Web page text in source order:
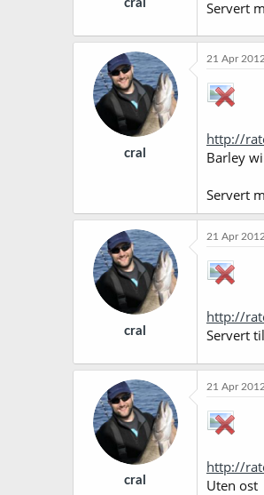
cral
Servert
cral
21 Apr 2012
http://
Barley
Servert
cral
21 Apr 2012
http://
Servert
cral
21 Apr 2012
http://
Uten ost